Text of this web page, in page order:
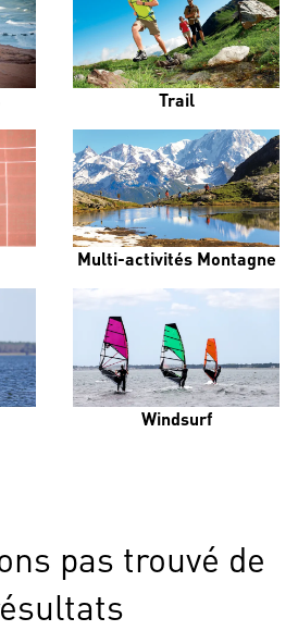
Trail
Multi-activités Montagne
Windsurf
pas trouvé de